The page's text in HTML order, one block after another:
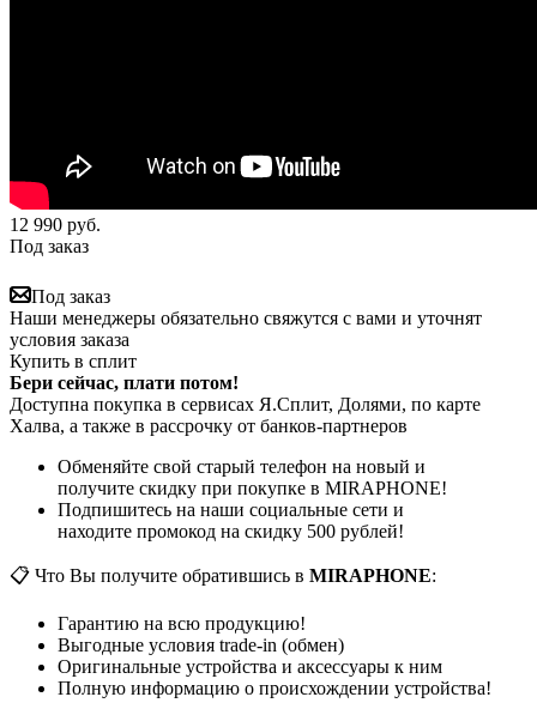
12 990 руб.
Под заказ
Под заказ
Наши менеджеры обязательно свяжутся с вами и уточнят
условия заказа
Купить в сплит
Бери сейчас, плати потом!
Доступна покупка в сервисах Я.Сплит, Долями, по карте
Халва, а также в рассрочку от банков-партнеров
Обменяйте свой старый телефон на новый и
получите скидку при покупке в MIRAPHONE!
Подпишитесь на наши социальные сети и
находите промокод на скидку 500 рублей!
📋 Что Вы получите обратившись в MIRAPHONE:
Гарантию на всю продукцию!
Выгодные условия trade-in (обмен)
Оригинальные устройства и аксессуары к ним
Полную информацию о происхождении устройства!